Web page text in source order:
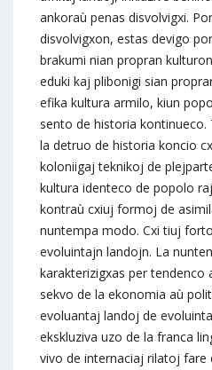
ankoraù penas disvolvigxi.
disvolvigxon, estas devigo
brakumi nian propran
eduki kaj plibonigi sian
efika kultura armilo, kiun
sento de historia
la detruo de historia koncio
koloniigaj teknikoj de
kultura identeco de popolo
kontraù cxiuj formoj de
nuntempa modo. Cxi tiuj
evoluintajn landojn. La
karakterizigxas per tendenco
sekvo de la ekonomia aù
evoluantaj landoj de
ekskluziva uzo de la franca
vivo de internaciaj rilatoj